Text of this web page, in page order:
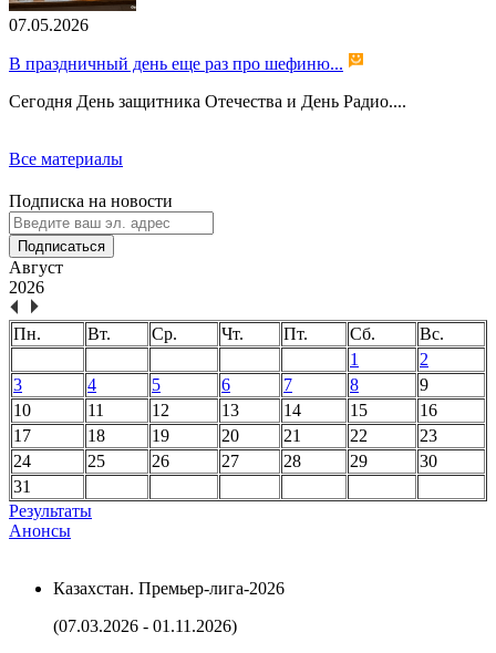
07.05.2026
В праздничный день еще раз про шефиню...
Сегодня День защитника Отечества и День Радио....
Все материалы
Подписка на новости
Подписаться
Август
2026
Пн. Вт. Ср. Чт. Пт. Сб.
Вс.
1
2
3
4 5 6 7 8
9
10
11 12 13 14 15
16
17
18 19 20 21 22
23
24
25 26 27 28 29
30
31
Результаты
Анонсы
Казахстан. Премьер-лига-2026
(07.03.2026 - 01.11.2026)